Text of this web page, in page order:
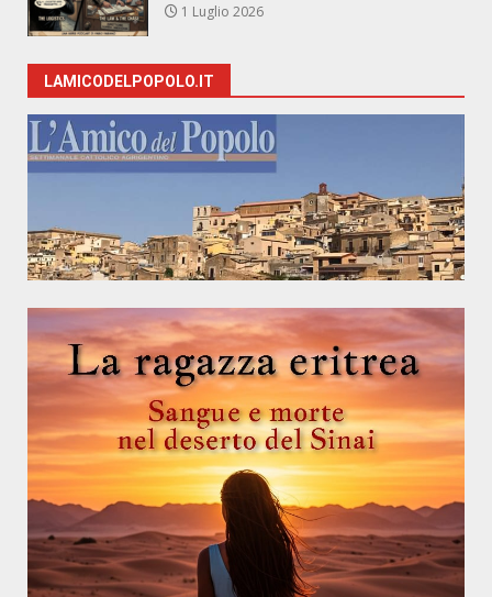
1 Luglio 2026
LAMICODELPOPOLO.IT